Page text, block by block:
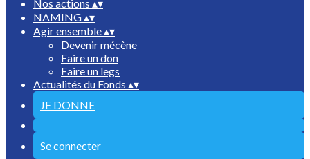
Nos actions ▴▾
NAMING▴▾
Agir ensemble▴▾
Devenir mécène
Faire un don
Faire un legs
Actualités du Fonds ▴▾
JE DONNE
Se connecter